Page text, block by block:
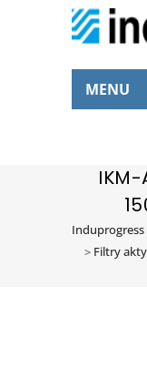
MENU
Induprogress
> Filtry